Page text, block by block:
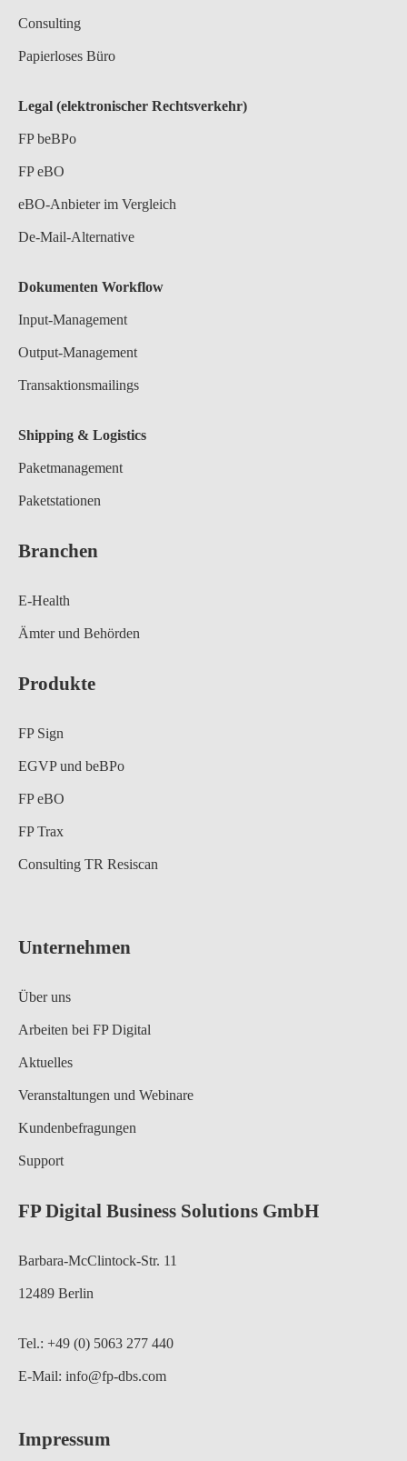
Consulting
Papierloses Büro
Legal (elektronischer Rechtsverkehr)
FP beBPo
FP eBO
eBO-Anbieter im Vergleich
De-Mail-Alternative
Dokumenten Workflow
Input-Management
Output-Management
Transaktionsmailings
Shipping & Logistics
Paketmanagement
Paketstationen
Branchen
E-Health
Ämter und Behörden
Produkte
FP Sign
EGVP und beBPo
FP eBO
FP Trax
Consulting TR Resiscan
Unternehmen
Über uns
Arbeiten bei FP Digital
Aktuelles
Veranstaltungen und Webinare
Kundenbefragungen
Support
FP Digital Business Solutions GmbH
Barbara-McClintock-Str. 11
12489 Berlin
Tel.: +49 (0) 5063 277 440
E-Mail: info@fp-dbs.com
Impressum